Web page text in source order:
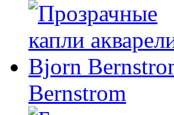
Bernstrom